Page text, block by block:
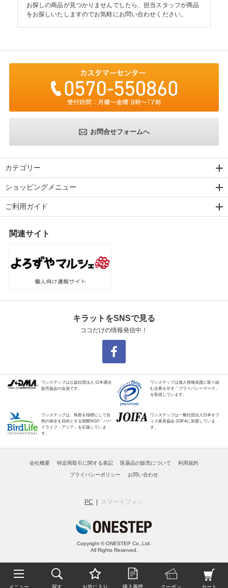
メニュー 探す お気に入り 購入履歴 クーポン カート
お探しの商品が見つかりませんでしたら、担当スタッフが商品
をお探しいたしますのでお気軽にお問い合わせください。
お問合せフォームへ
カテゴリー
ショッピングメニュー
ご利用ガイド
関連サイト
キラットをSNSで見る
ココだけの情報発信中！
ワンステップは公益社団法人 日本通信
販売協会の会員です。
ワンステップは個人情報保護に取り組
む企業を示す「プライバシーマーク」
を取得しています。
ワンステップは、鳥類を指標にして自
然の保全を目的とする国際NGO「バー
ドライフ・アジア」を応援していま
す。
ワンステップは一般社団法人日本オフ
ィス家具協会 JOIFAに加盟していま
す。
会社概要 特定商取引に関する表記 医薬品の販売について 利用規約
プライバシーポリシー お問い合わせ
PC スマートフォン
Copyright © ONESTEP Co.,Ltd.
All Rights Reserved.